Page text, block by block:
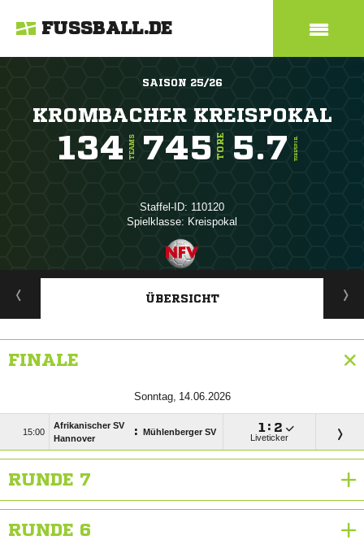
FUSSBALL.DE
SAISON 25/26
KROMBACHER KREISPOKAL
134 TEAMS 745 TORE 5.7 TORE/SPIEL
Staffel-ID: 110120
Spielklasse: Kreispokal
ANZEIGE
ÜBERSICHT
FINALE
 

Afrikanischer SV
Hannover
: Mühlenberger SV  : 
Liveticker
RUNDE 7
RUNDE 6